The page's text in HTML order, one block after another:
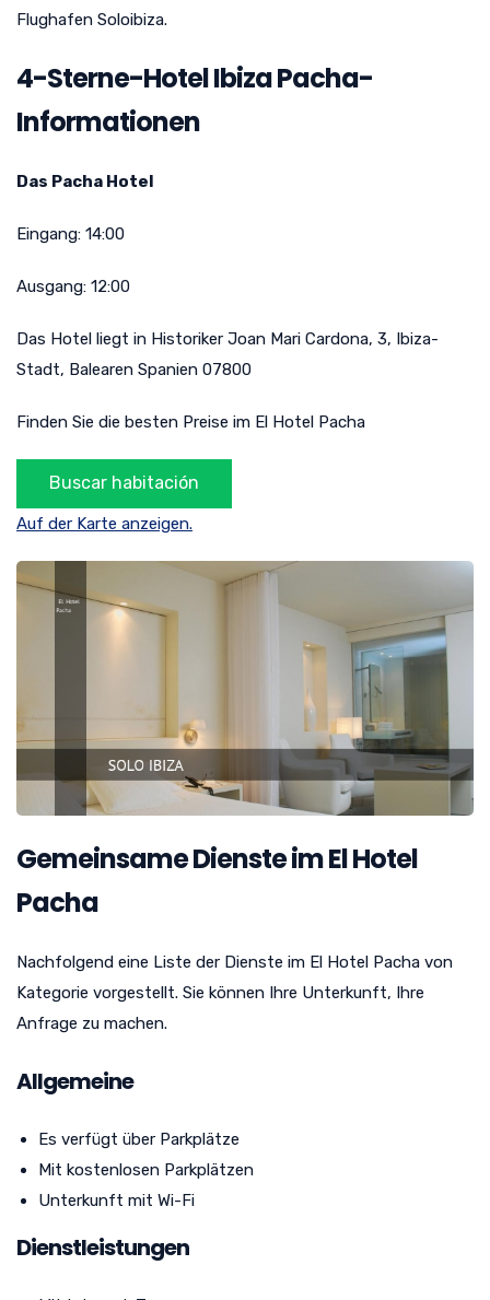
Flughafen Soloibiza.
4-Sterne-Hotel Ibiza Pacha-
Informationen
Das Pacha Hotel
Eingang: 14:00
Ausgang: 12:00
Das Hotel liegt in Historiker Joan Mari Cardona, 3, Ibiza-
Stadt, Balearen Spanien 07800
Finden Sie die besten Preise im El Hotel Pacha
Auf der Karte anzeigen.
Gemeinsame Dienste im El Hotel
Pacha
Nachfolgend eine Liste der Dienste im El Hotel Pacha von
Kategorie vorgestellt. Sie können Ihre Unterkunft, Ihre
Anfrage zu machen.
Allgemeine
Es verfügt über Parkplätze
Mit kostenlosen Parkplätzen
Unterkunft mit Wi-Fi
Dienstleistungen